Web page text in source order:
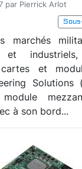
par Pierrick Arlot
marchés
et
et
Solutions
à son bord...